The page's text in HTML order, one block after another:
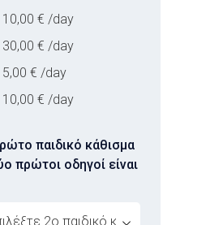
10,00 € /day
30,00 € /day
5,00 € /day
10,00 € /day
παιδικό κάθισμα
πρώτοι οδηγοί είναι
service[]